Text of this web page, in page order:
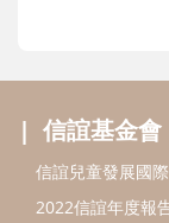
最新活動